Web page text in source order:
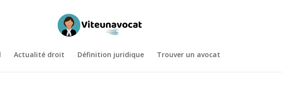
Actualité droit Définition juridique Trouver un avocat